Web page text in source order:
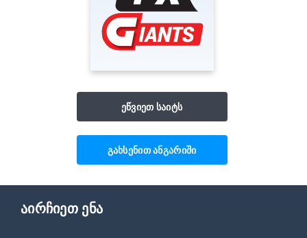
ეწვიეთ საიტს
გახსენით ანგარიში
აირჩიეთ ენა